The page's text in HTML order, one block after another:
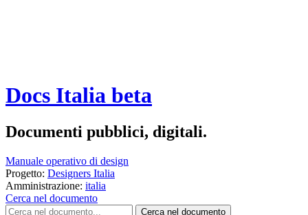
Docs Italia beta
Documenti pubblici, digitali.
Manuale operativo di design
Progetto: Designers Italia
Amministrazione: italia
Cerca nel documento
Cerca nel documento